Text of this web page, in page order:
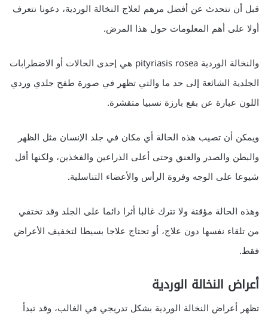
قبل أن نتحدث عن أفضل مرهم لعلاج النخالة الوردية، دعونا نتعرف
أولا على أهم المعلومات حول هذا المرض.
والنخالة الوردية pityriasis rosea هي إحدى الحالات أو الاضطرابات
الجلدية الشائعة إلى حد ما والتي تظهر في صورة طفح جلدي وردي
اللون عبارة عن بقع بارزة نسبيا متقشرة.
ويمكن أن تصيب هذه الحالة أي مكان في جلد الإنسان مثل الظهر
والبطن والصدر والعنق وحتى أعلى الذراعين والفخذين، ولكنها أقل
شيوعا على الوجه وفروة الرأس والأعضاء التناسلية.
وهذه الحالة مؤقتة ولا تترك غالبا أثرا دائما على الجلد وقد تختفي
من تلقاء نفسها دون علاج، أو تحتاج علاجا بسيطا لتخفيف الأعراض
فقط.
أعراض النخالة الوردية
تظهر أعراض النخالة الوردية بشكل تدريجي في الغالب، وقد تبدأ